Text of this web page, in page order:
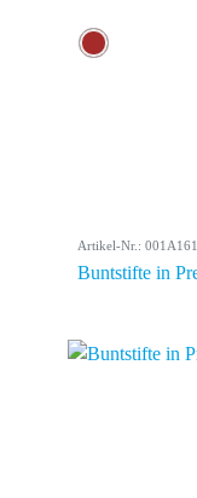
Artikel-Nr.: 001A161
Buntstifte in